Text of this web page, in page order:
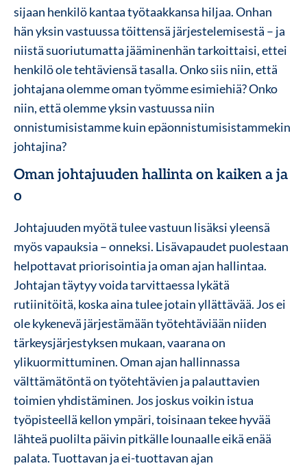
sijaan henkilö kantaa työtaakkansa hiljaa. Onhan
hän yksin vastuussa töittensä järjestelemisestä – ja
niistä suoriutumatta jääminenhän tarkoittaisi, ettei
henkilö ole tehtäviensä tasalla. Onko siis niin, että
johtajana olemme oman työmme esimiehiä? Onko
niin, että olemme yksin vastuussa niin
onnistumisistamme kuin epäonnistumisistammekin
johtajina?
Oman johtajuuden hallinta on kaiken a ja
o
Johtajuuden myötä tulee vastuun lisäksi yleensä
myös vapauksia – onneksi. Lisävapaudet puolestaan
helpottavat priorisointia ja oman ajan hallintaa.
Johtajan täytyy voida tarvittaessa lykätä
rutiinitöitä, koska aina tulee jotain yllättävää. Jos ei
ole kykenevä järjestämään työtehtäviään niiden
tärkeysjärjestyksen mukaan, vaarana on
ylikuormittuminen. Oman ajan hallinnassa
välttämätöntä on työtehtävien ja palauttavien
toimien yhdistäminen. Jos joskus voikin istua
työpisteellä kellon ympäri, toisinaan tekee hyvää
lähteä puolilta päivin pitkälle lounaalle eikä enää
palata. Tuottavan ja ei-tuottavan ajan